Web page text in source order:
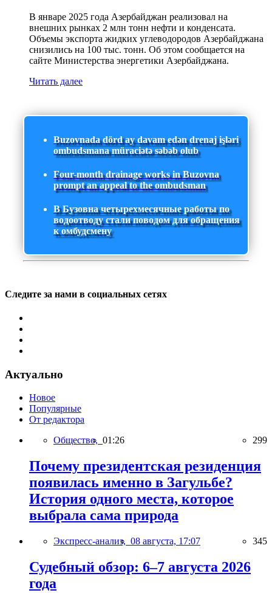
В январе 2025 года Азербайджан реализовал на
внешних рынках 2 млн тонн нефти и конденсата.
Объемы экспорта жидких углеводородов Азербайджана
снизились на 100 тыс. тонн. Об этом сообщается на
сайте Министерства энергетики Азербайджана.
Читать далее
Buzovnada dörd ay davam edən drenaj işləri
ombudsmana müraciətə səbəb olub
Four-month drainage works in Buzovna
prompt an appeal to the ombudsman
В Бузовна четырехмесячные работы по
водоотводу стали поводом для обращения
к омбудсмену
Следите за нами в социальных сетях
Актуально
Новое
Популярные
От редактора
Общество, 01:26 299
Почему президентская резиденция
появилась именно в Загульбе?
История одного места, которое
выбрала сама природа
Экспресс-анализ, 08 августа, 17:07 345
Судебный обзор: 6–7 августа 2026
года